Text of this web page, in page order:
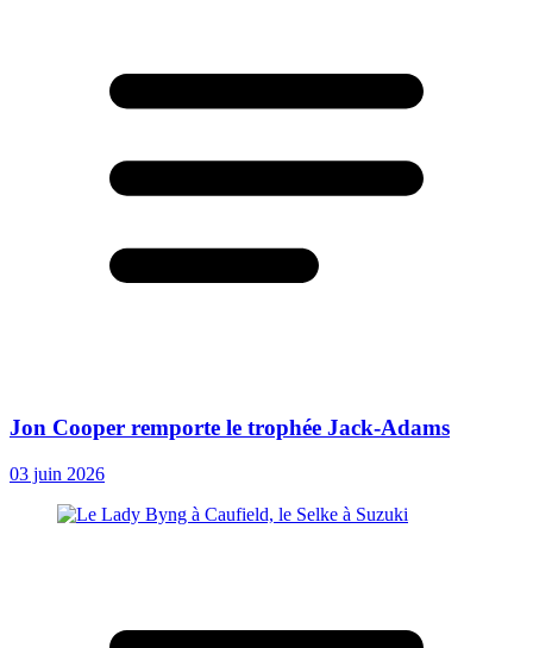
Jon Cooper remporte le trophée Jack-Adams
03 juin 2026